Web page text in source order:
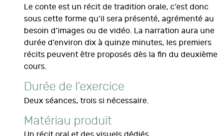
Le conte est un récit de tradition orale, c’est donc
sous cette forme qu’il sera présenté, agrémenté au
besoin d’images ou de vidéo. La narration aura une
durée d’environ dix à quinze minutes, les premiers
récits peuvent être proposés dès la fin du deuxième
cours.
Durée de l’exercice
Deux séances, trois si nécessaire.
Matériau produit